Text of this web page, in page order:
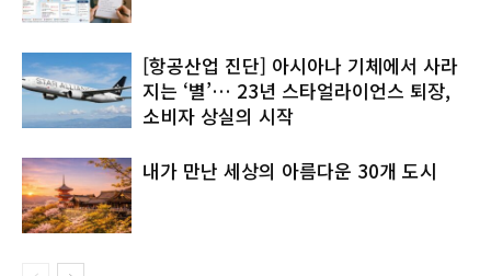
[항공산업 진단] 아시아나 기체에서 사라
지는 ‘별’… 23년 스타얼라이언스 퇴장,
소비자 상실의 시작
내가 만난 세상의 아름다운 30개 도시